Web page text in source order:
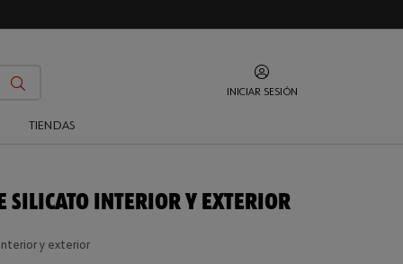
INICIAR SESIÓN
TIENDAS
SILICATO INTERIOR Y EXTERIOR
y exterior